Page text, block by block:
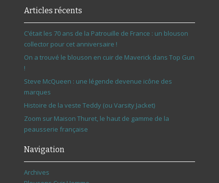
Articles récents
C’était les 70 ans de la Patrouille de France : un blouson
collector pour cet anniversaire !
On a trouvé le blouson en cuir de Maverick dans Top Gun
!
Steve McQueen : une légende devenue icône des
marques
Histoire de la veste Teddy (ou Varsity Jacket)
Zoom sur Maison Thuret, le haut de gamme de la
peausserie française
Navigation
Archives